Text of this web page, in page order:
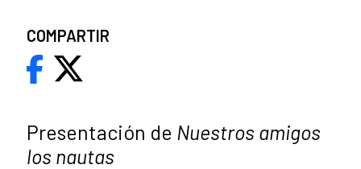
Presentación de Nuestros amigos
los nautas
COMPARTIR